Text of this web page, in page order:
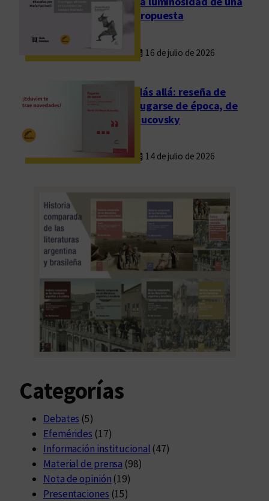
propuesta
16 de julio de 2026
Más allá: reseña de
Fugarse de época, de
Rucovsky
14 de julio de 2026
Categorías
Debates (5)
Efemérides (17)
Información institucional (47)
Material de prensa (98)
Nota de opinión (19)
Presentaciones (15)